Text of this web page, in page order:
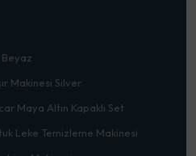
Makinesi Silver
Maya Altın Kapaklı Set
Leke Temizleme Makinesi